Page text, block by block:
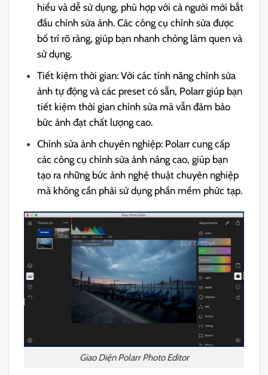
hiểu và dễ sử dụng, phù hợp với cả người mới bắt
đầu chỉnh sửa ảnh. Các công cụ chỉnh sửa được
bố trí rõ ràng, giúp bạn nhanh chóng làm quen và
sử dụng.
Tiết kiệm thời gian: Với các tính năng chỉnh sửa
ảnh tự động và các preset có sẵn, Polarr giúp bạn
tiết kiệm thời gian chỉnh sửa mà vẫn đảm bảo
bức ảnh đạt chất lượng cao.
Chỉnh sửa ảnh chuyên nghiệp: Polarr cung cấp
các công cụ chỉnh sửa ảnh nâng cao, giúp bạn
tạo ra những bức ảnh nghệ thuật chuyên nghiệp
mà không cần phải sử dụng phần mềm phức tạp.
Giao Diện Polarr Photo Editor